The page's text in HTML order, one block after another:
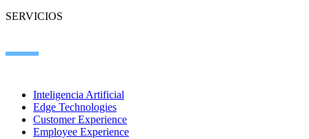
SERVICIOS
Inteligencia Artificial
Edge Technologies
Customer Experience
Employee Experience